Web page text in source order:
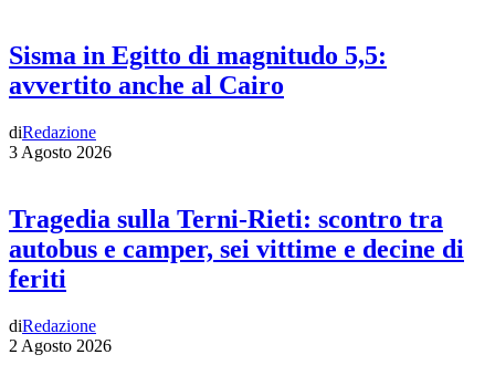
Sisma in Egitto di magnitudo 5,5:
avvertito anche al Cairo
diRedazione
3 Agosto 2026
Tragedia sulla Terni-Rieti: scontro tra
autobus e camper, sei vittime e decine di
feriti
diRedazione
2 Agosto 2026